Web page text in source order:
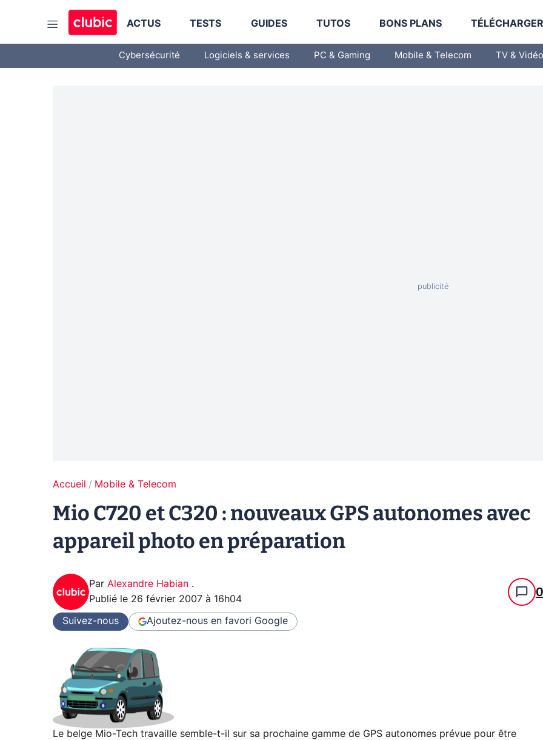
ACTUS TESTS GUIDES TUTOS BONS PLANS
Cybersécurité Logiciels & services PC & Gaming Mobile & Telecom TV & Vidéo
Accueil Mobile & Telecom
Mio C720 et C320 : nouveaux GPS autonomes avec
appareil photo en préparation
Par Alexandre Habian .
Publié le 26 février 2007 à 16h04 0
Suivez-nous Ajoutez-nous en favori Google
Le belge Mio-Tech travaille semble-t-il sur sa prochaine gamme de GPS autonomes prévue pour être